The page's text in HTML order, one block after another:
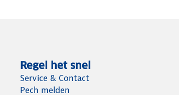
Regel het snel
Service & Contact
Pech melden